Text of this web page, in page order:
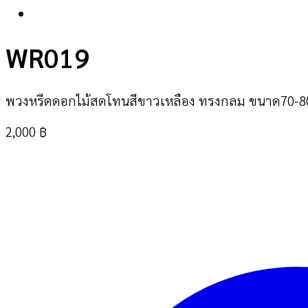
WR019
พวงหรีดดอกไม้สดโทนสีขาวเหลือง ทรงกลม ขนาด70-
2,000 ฿